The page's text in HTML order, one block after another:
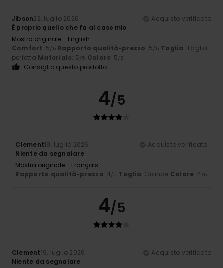
Jibson22. luglio 2026
Acquisto verificato
È proprio quello che fa al caso mio
Mostra originale - English
Comfort: 5/5 Rapporto qualità-prezzo: 5/5 Taglia: Taglia
perfetta Materiale: 5/5 Colore: 5/5
Consiglio questo prodotto
4/5
Clement19. luglio 2026
Acquisto verificato
Niente da segnalare
Mostra originale - Français
Rapporto qualità-prezzo: 4 /5 Taglia: Grande Colore: 4/5
4/5
Clement19. luglio 2026
Acquisto verificato
Niente da segnalare